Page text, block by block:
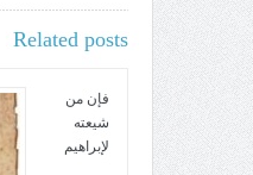
Related posts
فإن من
شيعته
لإبراهيم